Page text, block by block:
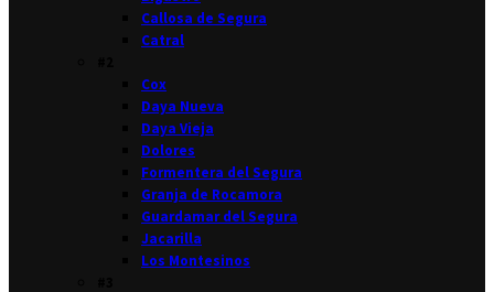
Callosa de Segura
Catral
Cox
Daya Nueva
Daya Vieja
Dolores
Formentera del Segura
Granja de Rocamora
Guardamar del Segura
Jacarilla
Los Montesinos